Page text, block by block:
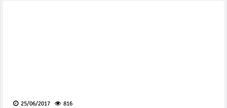
25/06/2017 816